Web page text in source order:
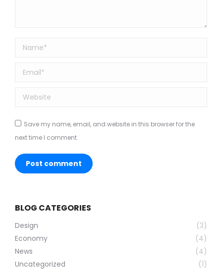
Name *
Email *
Website
Save my name, email, and website in this browser for the
next time I comment.
Post comment
BLOG CATEGORIES
Design
(3)
Economy
(4)
News
(4)
Uncategorized
(1)